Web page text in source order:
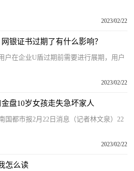
2023/02/22
银证书过期了有什么影响？
户在企业U盾过期前需要进行展期，用户
2023/02/22
盘10岁女孩走失急坏家人
国都市报2月22日消息（记者林文泉）22
2023/02/22
怎么读